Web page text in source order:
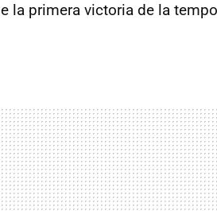
la primera victoria de la